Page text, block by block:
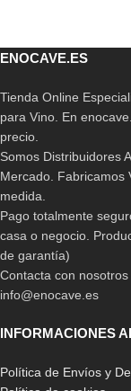
ENOCAVE.ES
Tienda Online
para Vino. En
precio.
Somos Distribuidores
Mercado. Fabricamos
medida.
Pago totalmente
casa o negocio.
de garantía)
Contacta con
info@enocave.es
INFORMACIONES
Política de Envíos y